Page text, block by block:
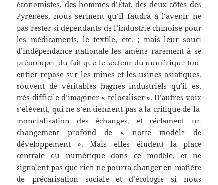
économistes, des hommes d’État, des deux côtés des
Pyrénées, nous serinent qu’il faudra à l’avenir ne
pas rester si dépendants de l’industrie chinoise pour
les médicaments, le textile, etc. ; mais leur souci
d’indépendance nationale les amène rarement à se
préoccuper du fait que le secteur du numérique tout
entier repose sur les mines et les usines asiatiques,
souvent de véritables bagnes industriels qu’il est
très difficile d’imaginer « relocaliser ». D’autres voix
s’élèvent, qui ne s’en tiennent pas à la critique de la
mondialisation des échanges, et réclament un
changement profond de « notre modèle de
développement ». Mais elles éludent la place
centrale du numérique dans ce modèle, et ne
signalent pas que rien ne pourra changer en matière
de précarisation sociale et d’écologie si nous